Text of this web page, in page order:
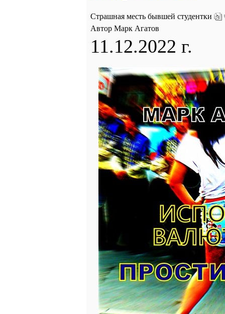
Страшная месть бывшей студентки
Автор Марк Агатов
11.12.2022 г.